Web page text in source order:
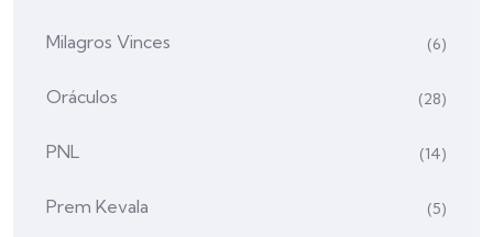
Milagros Vinces (6)
Oráculos (28)
PNL (14)
Prem Kevala (5)